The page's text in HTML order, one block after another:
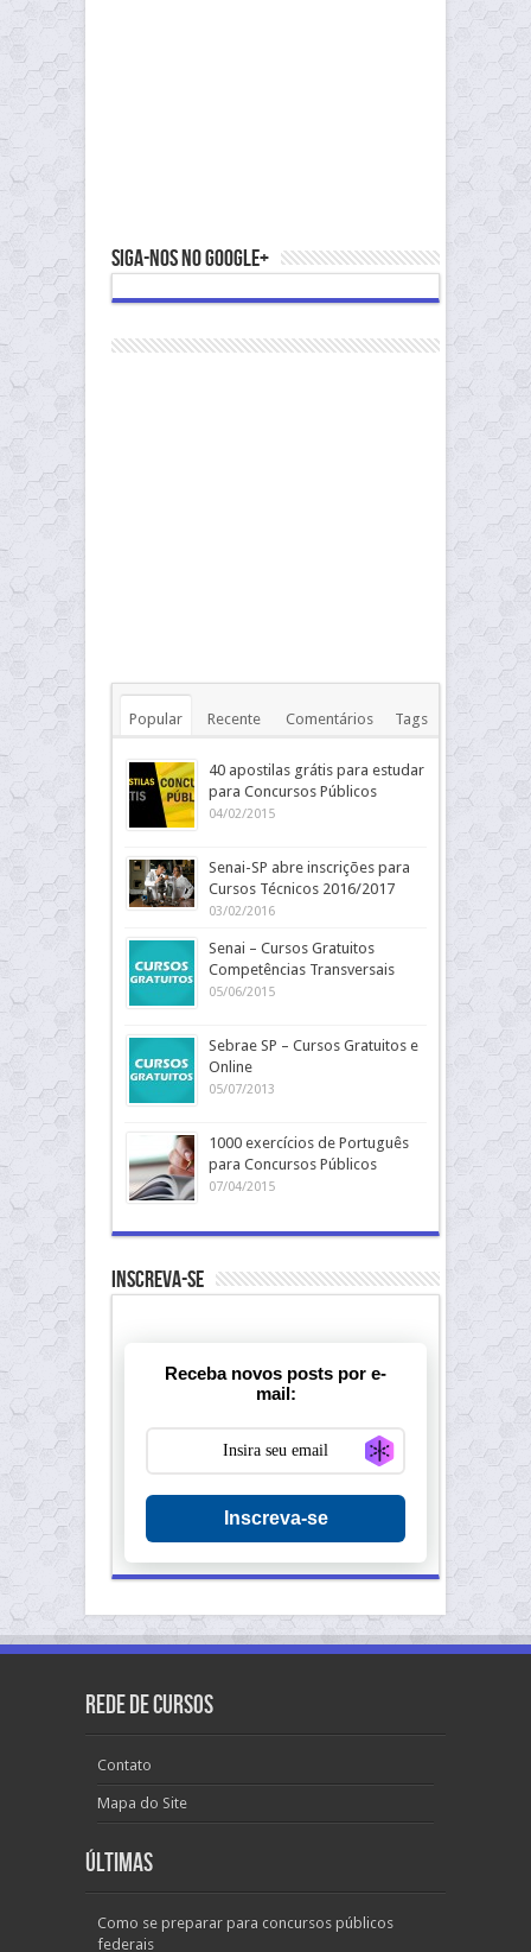
Siga-nos no Google+
Popular Recente Comentários Tags
40 apostilas grátis para estudar
para Concursos Públicos
04/02/2015
Senai-SP abre inscrições para
Cursos Técnicos 2016/2017
03/02/2016
Senai – Cursos Gratuitos
Competências Transversais
05/06/2015
Sebrae SP – Cursos Gratuitos e
Online
05/07/2013
1000 exercícios de Português
para Concursos Públicos
07/04/2015
Inscreva-se
Receba novos posts por e-
mail:
Inscreva-se
Rede de Cursos
Contato
Mapa do Site
Últimas
Como se preparar para concursos públicos
federais